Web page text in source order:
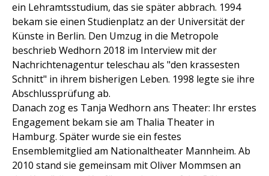
ein Lehramtsstudium, das sie später abbrach. 1994
bekam sie einen Studienplatz an der Universität der
Künste in Berlin. Den Umzug in die Metropole
beschrieb Wedhorn 2018 im Interview mit der
Nachrichtenagentur teleschau als "den krassesten
Schnitt" in ihrem bisherigen Leben. 1998 legte sie ihre
Abschlussprüfung ab.
Danach zog es Tanja Wedhorn ans Theater: Ihr erstes
Engagement bekam sie am Thalia Theater in
Hamburg. Später wurde sie ein festes
Ensemblemitglied am Nationaltheater Mannheim. Ab
2010 stand sie gemeinsam mit Oliver Mommsen an